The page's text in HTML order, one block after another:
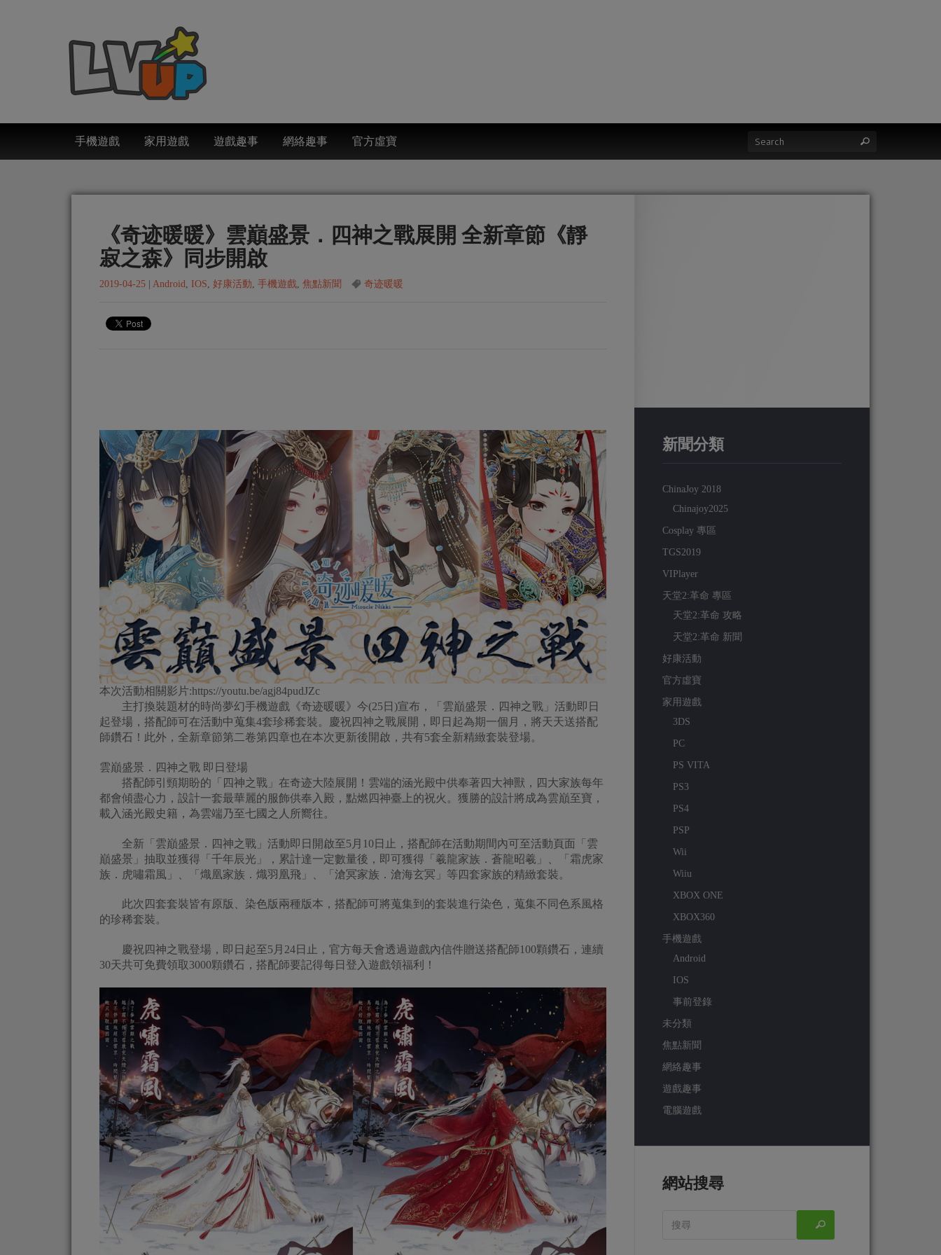
手機遊戲 家用遊戲 遊戲趣事 網絡趣事 官方虛寶
《奇迹暖暖》雲巔盛景．四神之戰展開 全新章節《靜
寂之森》同步開啟
2019-04-25 Android, IOS, 好康活動, 手機遊戲, 焦點新聞 奇迹暖暖
本次活動相關影片:https://youtu.be/agj84pudJZc
主打換裝題材的時尚夢幻手機遊戲《奇迹暖暖》今(25日)宣布，「雲巔盛景．四神之戰」活動即日
起登場，搭配師可在活動中蒐集4套珍稀套裝。慶祝四神之戰展開，即日起為期一個月，將天天送搭配
師鑽石！此外，全新章節第二卷第四章也在本次更新後開啟，共有5套全新精緻套裝登場。
雲巔盛景．四神之戰 即日登場
搭配師引頸期盼的「四神之戰」在奇迹大陸展開！雲端的涵光殿中供奉著四大神獸，四大家族每年
都會傾盡心力，設計一套最華麗的服飾供奉入殿，點燃四神臺上的祝火。獲勝的設計將成為雲巔至寶，
載入涵光殿史籍，為雲端乃至七國之人所嚮往。
全新「雲巔盛景．四神之戰」活動即日開啟至5月10日止，搭配師在活動期間內可至活動頁面「雲
巔盛景」抽取並獲得「千年辰光」，累計達一定數量後，即可獲得「羲龍家族．蒼龍昭羲」、「霜虎家
族．虎嘯霜風」、「熾凰家族．熾羽凰飛」、「滄冥家族．滄海玄冥」等四套家族的精緻套裝。
此次四套套裝皆有原版、染色版兩種版本，搭配師可將蒐集到的套裝進行染色，蒐集不同色系風格
的珍稀套裝。
慶祝四神之戰登場，即日起至5月24日止，官方每天會透過遊戲內信件贈送搭配師100顆鑽石，連續
30天共可免費領取3000顆鑽石，搭配師要記得每日登入遊戲領福利！
新聞分類
ChinaJoy 2018
Chinajoy2025
Cosplay 專區
TGS2019
VIPlayer
天堂2:革命 專區
天堂2:革命 攻略
天堂2:革命 新聞
好康活動
官方虛寶
家用遊戲
3DS
PC
PS VITA
PS3
PS4
PSP
Wii
Wiiu
XBOX ONE
XBOX360
手機遊戲
Android
IOS
事前登錄
未分類
焦點新聞
網絡趣事
遊戲趣事
電腦遊戲
網站搜尋